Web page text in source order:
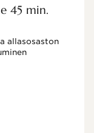
45 min.
allasosaston